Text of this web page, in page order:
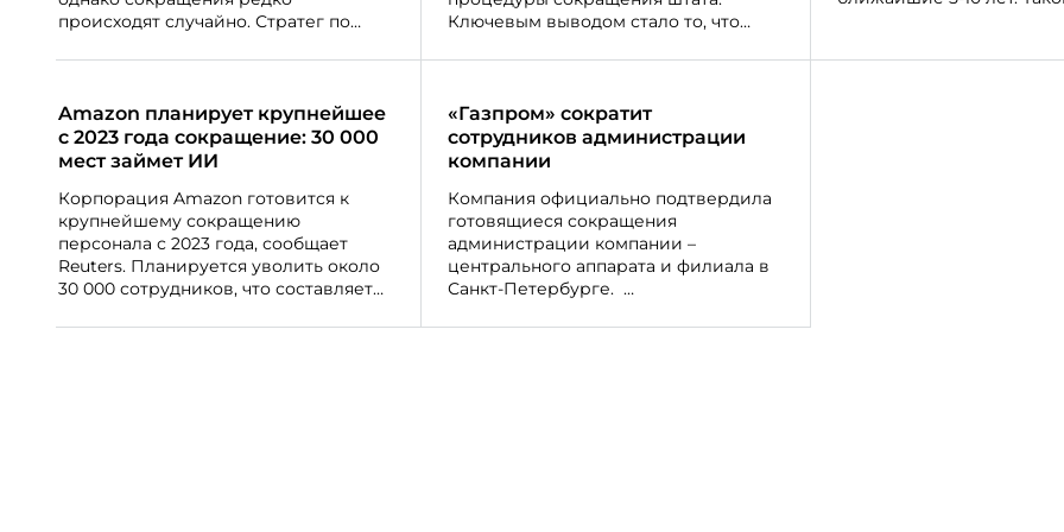
происходят случайно. Стратег по
объяснила, как сотруднику снизить
превратить кризис в точку роста.
Ключевым выводом стало то, что
сокращаемому сотруднику все
штатном расписании, даже если
компания не планирует их замещать
в ближайшее время.
Гизатуллин.
Amazon планирует крупнейшее
с 2023 года сокращение: 30 000
мест займет ИИ
Корпорация Amazon готовится к
крупнейшему сокращению
персонала с 2023 года, сообщает
Reuters. Планируется уволить около
30 000 сотрудников, что составляет
штата, который насчитывает
«Газпром» сократит
сотрудников администрации
компании
Компания официально подтвердила
готовящиеся сокращения
администрации компании –
центрального аппарата и филиала в
Санкт-Петербурге.